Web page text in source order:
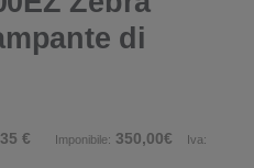
di
€ Imponibile: 350,00€ Iva: